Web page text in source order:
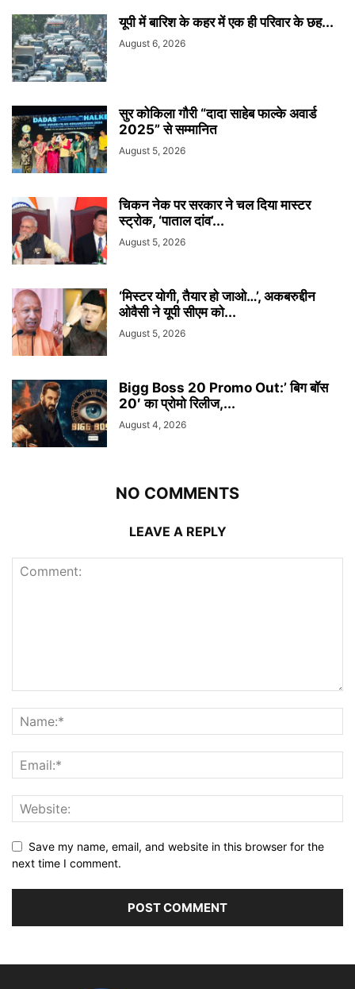
यूपी में बारिश के कहर में एक ही परिवार के छह...
August 6, 2026
सुर कोकिला गौरी “दादा साहेब फाल्के अवार्ड
2025” से सम्मानित
August 5, 2026
चिकन नेक पर सरकार ने चल दिया मास्टर
स्ट्रोक, ‘पाताल दांव’...
August 5, 2026
‘मिस्टर योगी, तैयार हो जाओ…’, अकबरुद्दीन
ओवैसी ने यूपी सीएम को...
August 5, 2026
Bigg Boss 20 Promo Out:’ बिग बॉस
20′ का प्रोमो रिलीज,...
August 4, 2026
NO COMMENTS
LEAVE A REPLY
Save my name, email, and website in this browser for the
next time I comment.